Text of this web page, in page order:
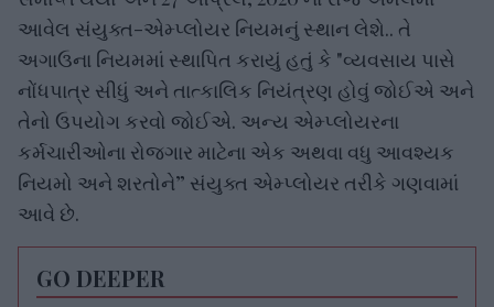
આવેલ સંયુક્ત-એમ્પ્લોયર નિયમનું સ્થાન લેશે.. તે
અગાઉના નિયમમાં સ્થાપિત કરાયું હતું કે "વ્યવસાય પાસે
નોંધપાત્ર સીધું અને તાત્કાલિક નિયંત્રણ હોવું જોઈએ અને
તેનો ઉપયોગ કરવો જોઈએ. અન્ય એમ્પ્લોયરના
કર્મચારીઓના રોજગાર માટેના એક અથવા વધુ આવશ્યક
નિયમો અને શરતોને” સંયુક્ત એમ્પ્લોયર તરીકે ગણવામાં
આવે છે.
GO DEEPER